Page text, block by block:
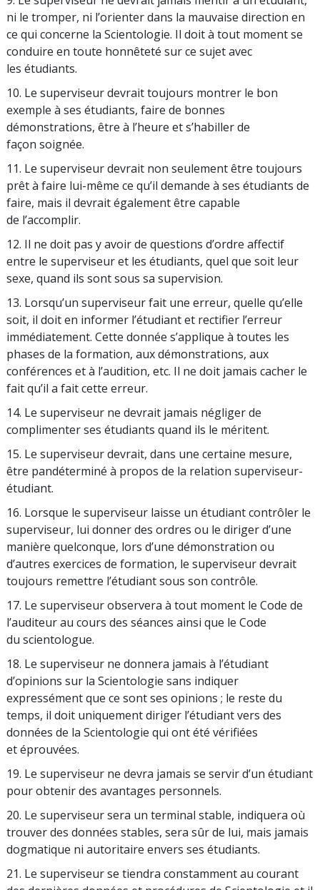
ni le tromper, ni l’orienter dans la mauvaise direction en
ce qui concerne la Scientologie. Il doit à tout moment se
conduire en toute honnêteté sur ce sujet avec
les étudiants.
10. Le superviseur devrait toujours montrer le bon
exemple à ses étudiants, faire de bonnes
démonstrations, être à l’heure et s’habiller de
façon soignée.
11. Le superviseur devrait non seulement être toujours
prêt à faire lui-même ce qu’il demande à ses étudiants de
faire, mais il devrait également être capable
de l’accomplir.
12. Il ne doit pas y avoir de questions d’ordre affectif
entre le superviseur et les étudiants, quel que soit leur
sexe, quand ils sont sous sa supervision.
13. Lorsqu’un superviseur fait une erreur, quelle qu’elle
soit, il doit en informer l’étudiant et rectifier l’erreur
immédiatement. Cette donnée s’applique à toutes les
phases de la formation, aux démonstrations, aux
conférences et à l’audition, etc. Il ne doit jamais cacher le
fait qu’il a fait cette erreur.
14. Le superviseur ne devrait jamais négliger de
complimenter ses étudiants quand ils le méritent.
15. Le superviseur devrait, dans une certaine mesure,
être pandéterminé à propos de la relation superviseur-
étudiant.
16. Lorsque le superviseur laisse un étudiant contrôler le
superviseur, lui donner des ordres ou le diriger d’une
manière quelconque, lors d’une démonstration ou
d’autres exercices de formation, le superviseur devrait
toujours remettre l’étudiant sous son contrôle.
17. Le superviseur observera à tout moment le Code de
l’auditeur au cours des séances ainsi que le Code
du scientologue.
18. Le superviseur ne donnera jamais à l’étudiant
d’opinions sur la Scientologie sans indiquer
expressément que ce sont ses opinions ; le reste du
temps, il doit uniquement diriger l’étudiant vers des
données de la Scientologie qui ont été vérifiées
et éprouvées.
19. Le superviseur ne devra jamais se servir d’un étudiant
pour obtenir des avantages personnels.
20. Le superviseur sera un terminal stable, indiquera où
trouver des données stables, sera sûr de lui, mais jamais
dogmatique ni autoritaire envers ses étudiants.
21. Le superviseur se tiendra constamment au courant